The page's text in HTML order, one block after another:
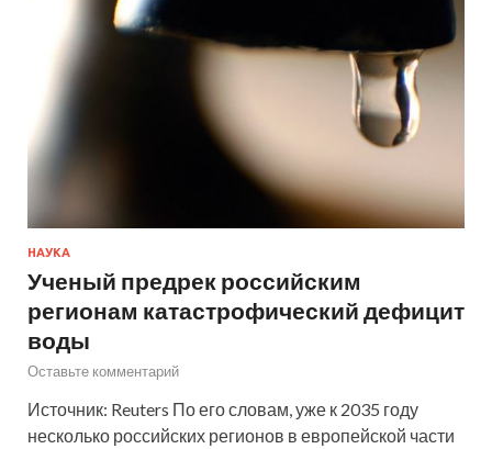
НАУКА
Ученый предрек российским
регионам катастрофический дефицит
воды
Оставьте комментарий
Источник: Reuters По его словам, уже к 2035 году
несколько российских регионов в европейской части